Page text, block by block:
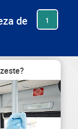
de
1